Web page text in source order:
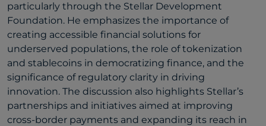
particularly through the Stellar Development
Foundation. He emphasizes the importance of
creating accessible financial solutions for
underserved populations, the role of tokenization
and stablecoins in democratizing finance, and the
significance of regulatory clarity in driving
innovation. The discussion also highlights Stellar’s
partnerships and initiatives aimed at improving
cross-border payments and expanding its reach in